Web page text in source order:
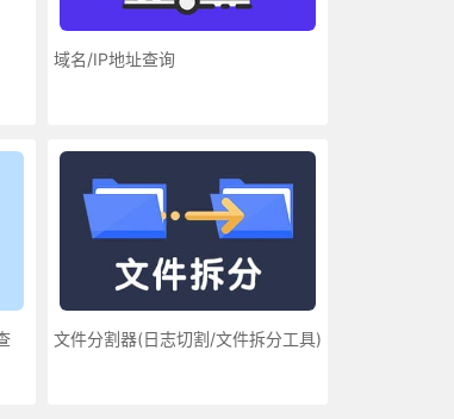
域名/IP地址查询
文件分割器(日志切割/文件拆分工具)